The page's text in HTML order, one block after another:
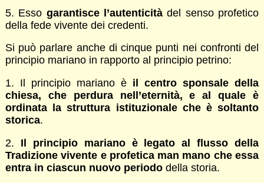
5. Esso garantisce l’autenticità del senso profetico
della fede vivente dei credenti.
Si può parlare anche di cinque punti nei confronti del
principio mariano in rapporto al principio petrino:
1. Il principio mariano è il centro sponsale della
chiesa, che perdura nell’eternità, e al quale è
ordinata la struttura istituzionale che è soltanto
storica.
2. Il principio mariano è legato al flusso della
Tradizione vivente e profetica man mano che essa
entra in ciascun nuovo periodo della storia.